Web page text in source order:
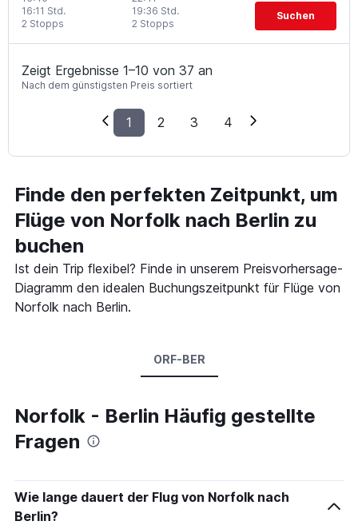
2 Stopps
16:11 Std.
2 Stopps
19:36 Std. Suchen
Zeigt Ergebnisse 1–10 von 37 an
Nach dem günstigsten Preis sortiert
1 2 3 4
Finde den perfekten Zeitpunkt, um
Flüge von Norfolk nach Berlin zu
buchen
Ist dein Trip flexibel? Finde in unserem Preisvorhersage-
Diagramm den idealen Buchungszeitpunkt für Flüge von
Norfolk nach Berlin.
ORF-BER
Norfolk - Berlin Häufig gestellte
Fragen
Wie lange dauert der Flug von Norfolk nach
Berlin?